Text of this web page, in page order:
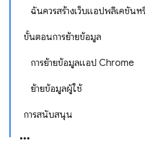
ฉันควรสร้างเว็บแอปพลิเคชัน
ขั้นตอนการย้ายข้อมูล
การย้ายข้อมูลแอป Chrome
ย้ายข้อมูลผู้ใช้
การสนับสนุน